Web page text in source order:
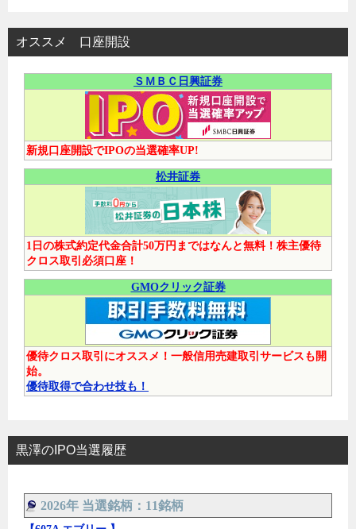
オススメ 口座開設
ＳＭＢＣ日興証券
新規口座開設でIPOの当選確率UP!
松井証券
1日の株式約定代金合計50万円まではなんと無料！株主優待
クロス取引必須口座！
GMOクリック証券
優待クロス取引にオススメ！一般信用売建取引サービスも開
始。
優待取得で合わせ技も！
黒澤のIPO当選履歴
2026年 当選銘柄：11銘柄